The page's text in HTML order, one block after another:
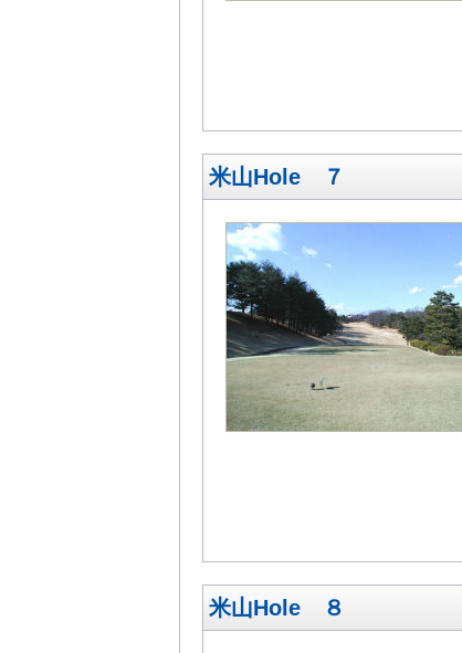
米山Hole ７
米山Hole ８